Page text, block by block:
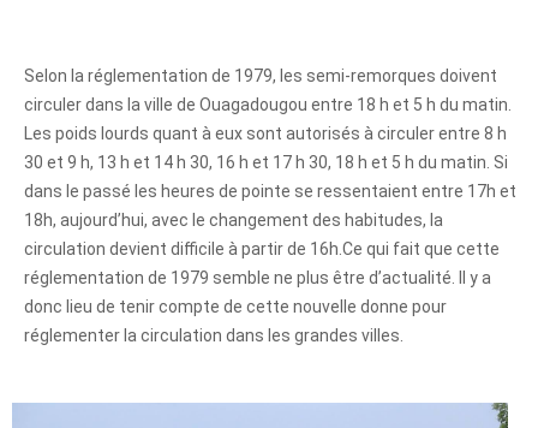
Selon la réglementation de 1979, les semi-remorques doivent
circuler dans la ville de Ouagadougou entre 18 h et 5 h du matin.
Les poids lourds quant à eux sont autorisés à circuler entre 8 h
30 et 9 h, 13 h et 14 h 30, 16 h et 17 h 30, 18 h et 5 h du matin. Si
dans le passé les heures de pointe se ressentaient entre 17h et
18h, aujourd’hui, avec le changement des habitudes, la
circulation devient difficile à partir de 16h.Ce qui fait que cette
réglementation de 1979 semble ne plus être d’actualité. Il y a
donc lieu de tenir compte de cette nouvelle donne pour
réglementer la circulation dans les grandes villes.